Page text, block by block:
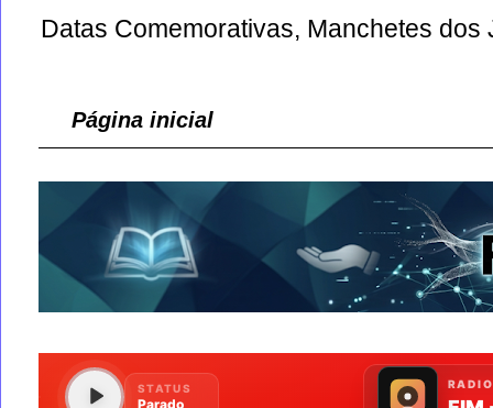
Datas Comemorativas, Manchetes
Página inicial